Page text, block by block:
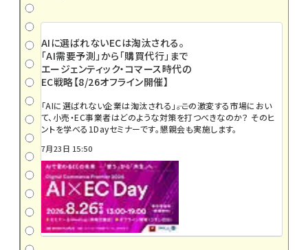
AIに選ばれないECは淘汰される。
「AI需要予測」から「購買代行」まで
エージェンティック・コマース時代の
EC戦略【8/26オフライン開催】
「AIに選ばれない企業は淘汰される」――。この激変する市場におい
て、小売・EC事業者はどのような対策を打つべきなのか？ そのヒ
ントを学べる1Dayセミナーです。懇親会も実施します。
7月23日 15:50